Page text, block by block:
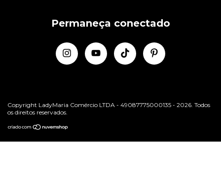
Permaneça conectado
Copyright LadyMaria Comércio LTDA - 49087775000135 - 2026. Todos
os direitos reservados.